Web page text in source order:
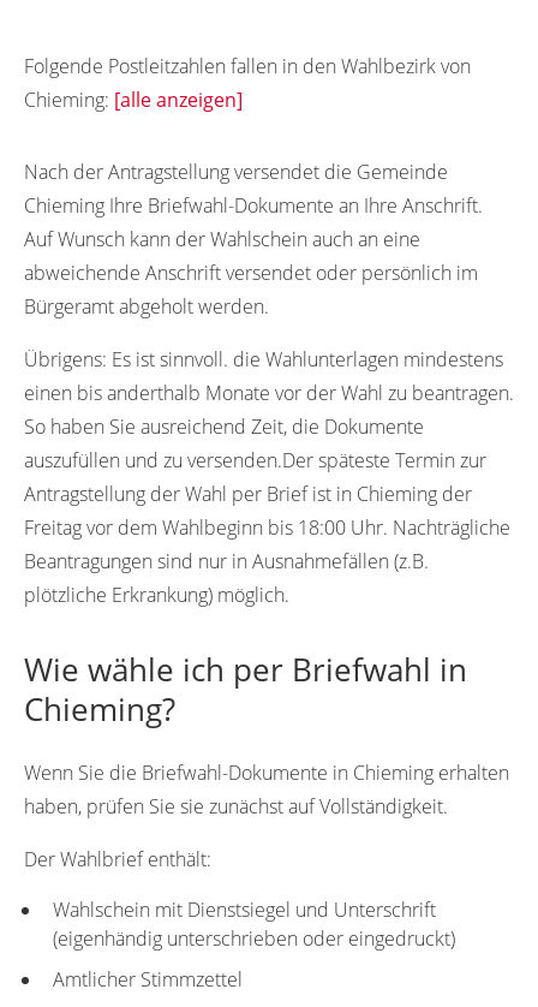
Folgende Postleitzahlen fallen in den Wahlbezirk von
Chieming: [alle anzeigen]
Nach der Antragstellung versendet die Gemeinde
Chieming Ihre Briefwahl-Dokumente an Ihre Anschrift.
Auf Wunsch kann der Wahlschein auch an eine
abweichende Anschrift versendet oder persönlich im
Bürgeramt abgeholt werden.
Übrigens: Es ist sinnvoll. die Wahlunterlagen mindestens
einen bis anderthalb Monate vor der Wahl zu beantragen.
So haben Sie ausreichend Zeit, die Dokumente
auszufüllen und zu versenden.Der späteste Termin zur
Antragstellung der Wahl per Brief ist in Chieming der
Freitag vor dem Wahlbeginn bis 18:00 Uhr. Nachträgliche
Beantragungen sind nur in Ausnahmefällen (z.B.
plötzliche Erkrankung) möglich.
Wie wähle ich per Briefwahl in
Chieming?
Wenn Sie die Briefwahl-Dokumente in Chieming erhalten
haben, prüfen Sie sie zunächst auf Vollständigkeit.
Der Wahlbrief enthält:
Wahlschein mit Dienstsiegel und Unterschrift
(eigenhändig unterschrieben oder eingedruckt)
Amtlicher Stimmzettel